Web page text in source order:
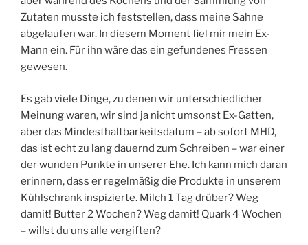
Zutaten musste ich feststellen, dass meine Sahne
abgelaufen war. In diesem Moment fiel mir mein Ex-
Mann ein. Für ihn wäre das ein gefundenes Fressen
gewesen.
Es gab viele Dinge, zu denen wir unterschiedlicher
Meinung waren, wir sind ja nicht umsonst Ex-Gatten,
aber das Mindesthaltbarkeitsdatum – ab sofort MHD,
das ist echt zu lang dauernd zum Schreiben – war einer
der wunden Punkte in unserer Ehe. Ich kann mich daran
erinnern, dass er regelmäßig die Produkte in unserem
Kühlschrank inspizierte. Milch 1 Tag drüber? Weg
damit! Butter 2 Wochen? Weg damit! Quark 4 Wochen
– willst du uns alle vergiften?